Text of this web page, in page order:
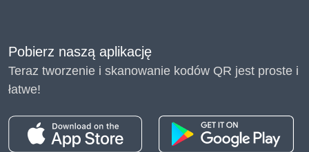
Pobierz naszą aplikację
Teraz tworzenie i skanowanie kodów QR jest proste i
łatwe!